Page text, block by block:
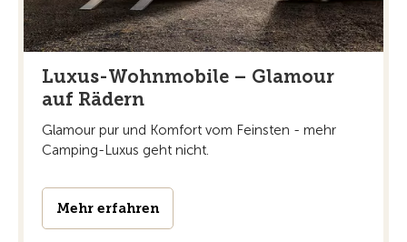
Luxus-Wohnmobile – Glamour
auf Rädern
Glamour pur und Komfort vom Feinsten - mehr
Camping-Luxus geht nicht.
Mehr erfahren